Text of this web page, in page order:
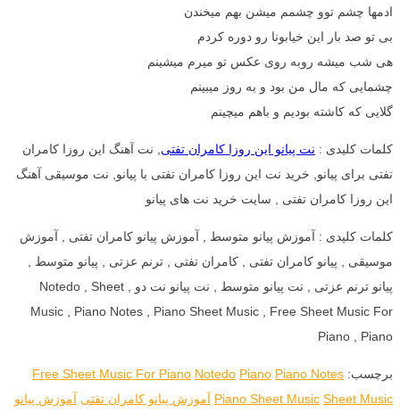
ادمها چشم توو چشمم میشن بهم میخندن
بی تو صد بار این خیابونا رو دوره کردم
هی شب میشه روبه روی عکس تو میرم میشینم
چشمایی که مال من بود و به روز میبینم
گلایی که کاشته بودیم و باهم میچینم
کلمات کلیدی : نت پیانو این روزا کامران تفتی , نت آهنگ این روزا کامران
تفتی برای پیانو, خرید نت این روزا کامران تفتی با پیانو, نت موسیقی آهنگ
این روزا کامران تفتی , سایت خرید نت های پیانو
کلمات کلیدی : آموزش پیانو متوسط , آموزش پیانو کامران تفتی , آموزش
موسیقی , پیانو کامران تفتی , کامران تفتی , ترنم عزتی , پیانو متوسط ,
پیانو ترنم عزتی , نت پیانو متوسط , نت پیانو نت دو , Notedo , Sheet
Music , Piano Notes , Piano Sheet Music , Free Sheet Music For
Piano , Piano
برچسب: Free Sheet Music For Piano Notedo Piano Piano Notes
Piano Sheet Music Sheet Music آموزش پیانو کامران تفتی آموزش پیانو